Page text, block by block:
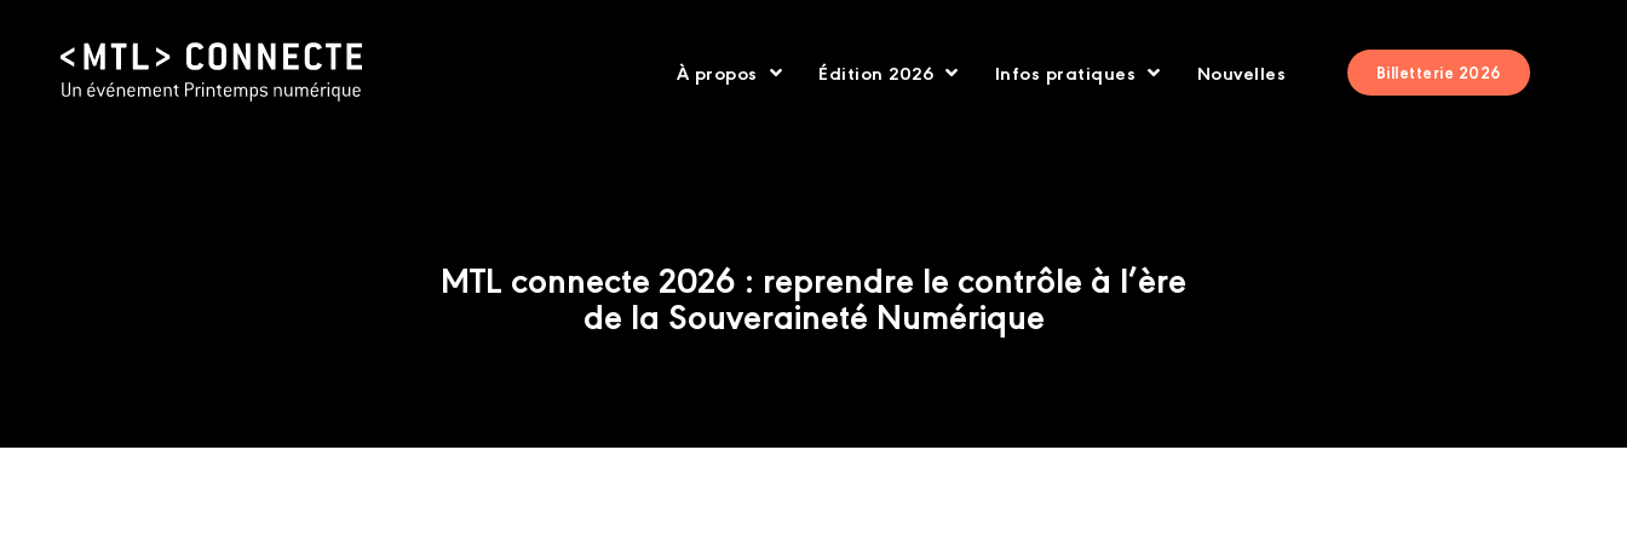
À propos Édition 2026 Infos pratiques Nouvelles Billetterie 2026
MTL connecte 2026 : reprendre le contrôle à l’ère
de la Souveraineté Numérique